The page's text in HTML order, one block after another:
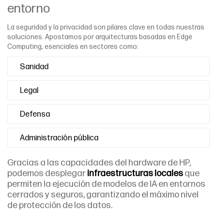
entorno
La seguridad y la privacidad son pilares clave en todas nuestras
soluciones. Apostamos por arquitecturas basadas en Edge
Computing, esenciales en sectores como:
Sanidad
Legal
Defensa
Administración pública
Gracias a las capacidades del hardware de HP,
podemos desplegarinfraestructuras localesque
permiten la ejecución de modelos de IA en entornos
cerrados y seguros, garantizando el máximo nivel
de protección de los datos.